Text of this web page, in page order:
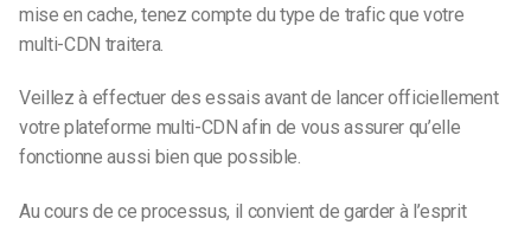
mise en cache, tenez compte du type de trafic que votre
multi-CDN traitera.
Veillez à effectuer des essais avant de lancer officiellement
votre plateforme multi-CDN afin de vous assurer qu’elle
fonctionne aussi bien que possible.
Au cours de ce processus, il convient de garder à l’esprit